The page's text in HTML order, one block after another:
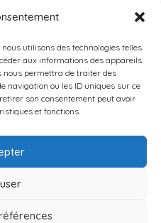
utilisons des technologies telles
aux informations des appareils.
nous permettra de traiter des
navigation ou les ID uniques sur ce
son consentement peut avoir
et fonctions.